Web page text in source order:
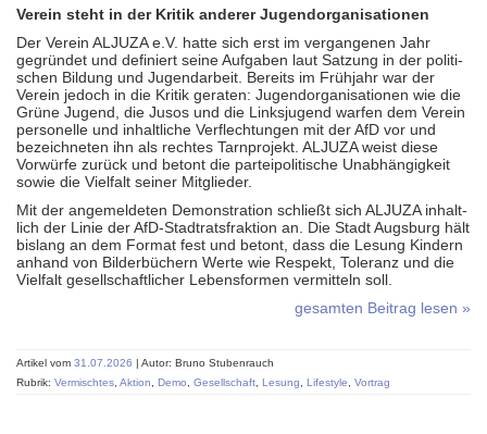
Verein steht in der Kritik anderer Jugendorganisationen
Der Verein ALJUZA e.V. hatte sich erst im ver­gangenen Jahr
gegründet und definiert seine Aufgaben laut Satzung in der politi­
schen Bildung und Jugend­arbeit. Bereits im Frühjahr war der
Verein jedoch in die Kritik geraten: Jugend­organi­sationen wie die
Grüne Jugend, die Jusos und die Linksjugend warfen dem Verein
perso­nelle und inhalt­liche Ver­flech­tungen mit der AfD vor und
bezeich­neten ihn als rechtes Tarn­projekt. ALJUZA weist diese
Vorwürfe zurück und betont die partei­poli­tische Unab­hängig­keit
sowie die Vielfalt seiner Mitglieder.
Mit der angemeldeten Demonstration schließt sich ALJUZA inhalt­
lich der Linie der AfD-Stadt­rats­fraktion an. Die Stadt Augsburg hält
bislang an dem Format fest und betont, dass die Lesung Kindern
anhand von Bilder­büchern Werte wie Respekt, Toleranz und die
Vielfalt gesell­schaft­licher Lebens­formen ver­mitteln soll.
gesamten Beitrag lesen »
Artikel vom 31.07.2026 | Autor: Bruno Stubenrauch
Rubrik: Vermischtes Aktion Demo Gesellschaft Lesung Lifestyle Vortrag